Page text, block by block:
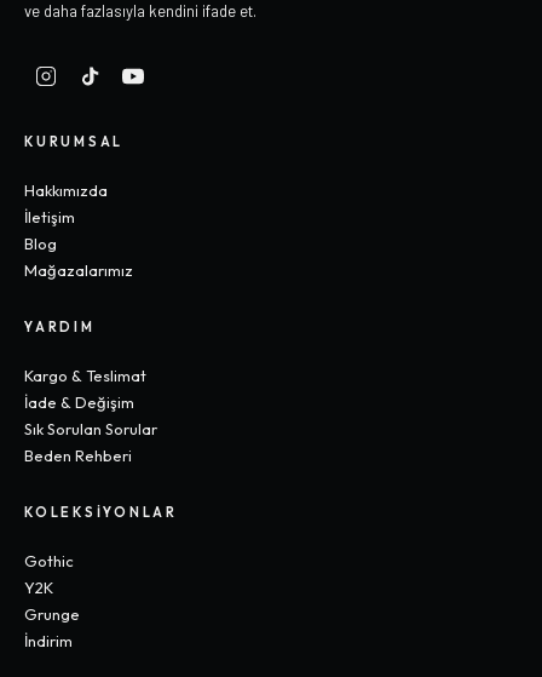
ve daha fazlasıyla kendini ifade et.
KURUMSAL
Hakkımızda
İletişim
Blog
Mağazalarımız
YARDIM
Kargo & Teslimat
İade & Değişim
Sık Sorulan Sorular
Beden Rehberi
KOLEKSIYONLAR
Gothic
Y2K
Grunge
İndirim